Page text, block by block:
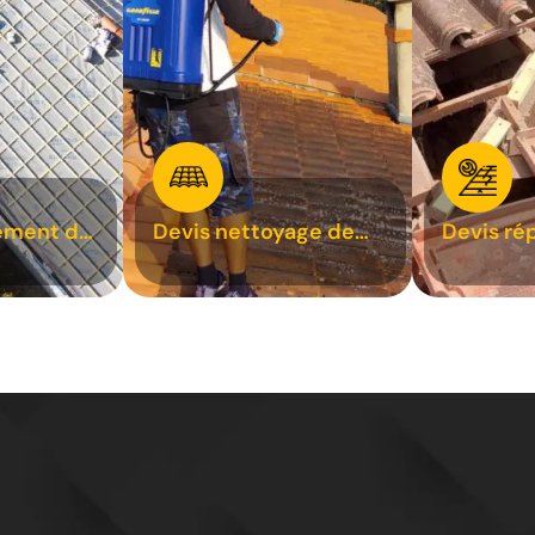
de
Devis nettoyage de
toiture 31
Devis
toiture